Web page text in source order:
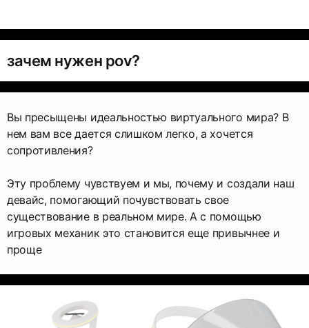
зачем нужен pov?
Вы пресыщены идеальностью виртуального мира? В
нем вам все дается слишком легко, а хочется
сопротивления?
Эту проблему чувствуем и мы, почему и создали наш
девайс, помогающий почувствовать свое
существование в реальном мире. А с помощью
игровых механик это становится еще привычнее и
проще